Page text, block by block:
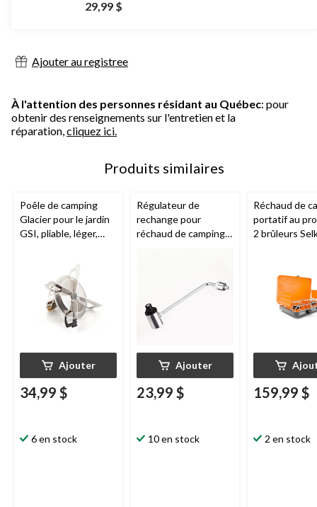
29,99 $
Ajouter au registree
À l'attention des personnes résidant au Québec: pour
obtenir des renseignements sur l'entretien et la
réparation,cliquez ici.
Produits similaires
Poêle de camping
Glacier pour le jardin
GSI, pliable, léger,
Ajouter
34,99 $
6 en stock
Régulateur de
rechange pour
réchaud de camping
Ajouter
23,99 $
10 en stock
Réchaud de
portatif au
2 brûleurs
159,99 $
2 en stock